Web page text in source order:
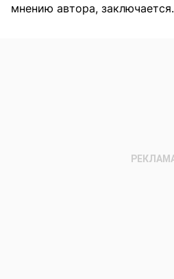
мнению автора, заключается.